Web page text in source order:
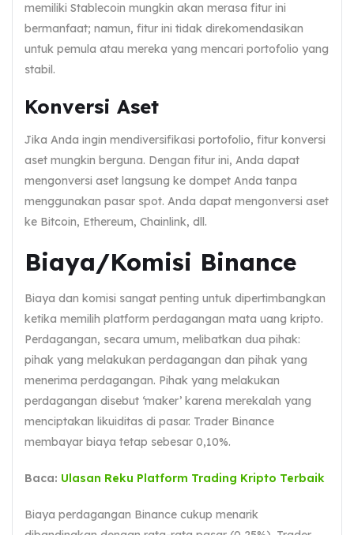
memiliki Stablecoin mungkin akan merasa fitur ini
bermanfaat; namun, fitur ini tidak direkomendasikan
untuk pemula atau mereka yang mencari portofolio yang
stabil.
Konversi Aset
Jika Anda ingin mendiversifikasi portofolio, fitur konversi
aset mungkin berguna. Dengan fitur ini, Anda dapat
mengonversi aset langsung ke dompet Anda tanpa
menggunakan pasar spot. Anda dapat mengonversi aset
ke Bitcoin, Ethereum, Chainlink, dll.
Biaya/Komisi Binance
Biaya dan komisi sangat penting untuk dipertimbangkan
ketika memilih platform perdagangan mata uang kripto.
Perdagangan, secara umum, melibatkan dua pihak:
pihak yang melakukan perdagangan dan pihak yang
menerima perdagangan. Pihak yang melakukan
perdagangan disebut ‘maker’ karena merekalah yang
menciptakan likuiditas di pasar. Trader Binance
membayar biaya tetap sebesar 0,10%.
Baca: Ulasan Reku Platform Trading Kripto Terbaik
Biaya perdagangan Binance cukup menarik